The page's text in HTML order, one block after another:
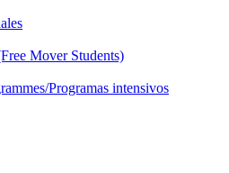
Mover Students)
Programas intensivos